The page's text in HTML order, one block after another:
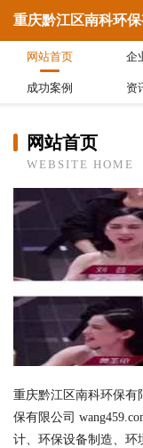
重庆黔江区南科环保
网站首页 企
成功案例 资
网站首页
WEBSITE HOME
重庆黔江区南科环保有
保有限公司
计、环保设备制造、环